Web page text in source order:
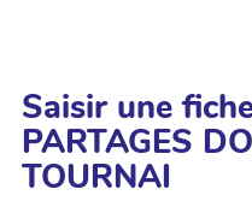
Saisir une
PARTAGES
TOURNAI